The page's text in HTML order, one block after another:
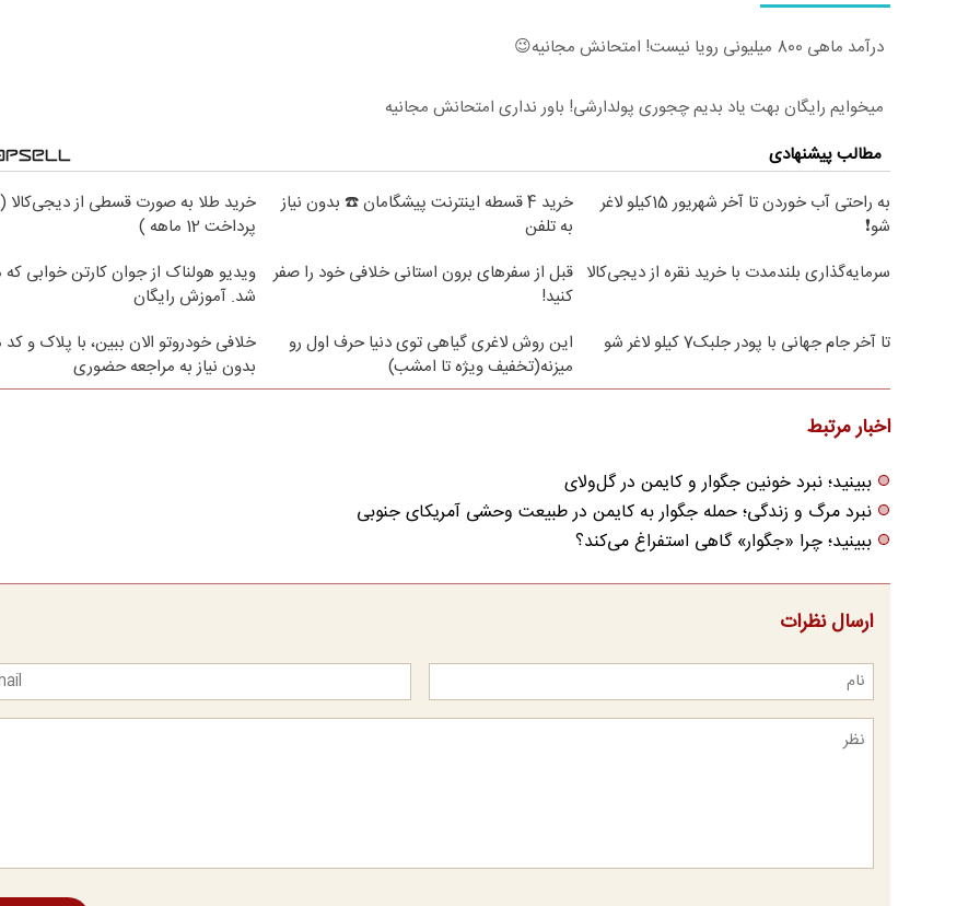
درآمد ماهی 800 میلیونی رویا نیست! امتحانش مجانیه😉
میخوایم رایگان بهت یاد بدیم چجوری پولدارشی! باور نداری امتحانش مجانیه
مطالب پیشنهادی
به راحتی آب خوردن تا آخر شهریور 15کیلو لاغر
شو❗
خرید 4 قسطه اینترنت پیشگامان ☎️ بدون نیاز
به تلفن
خرید طلا به صورت قسطی از دیجی‌کالا (
پرداخت 12 ماهه )
سرمایه‌گذاری بلندمدت با خرید نقره از دیجی‌کالا قبل از سفرهای برون استانی خلافی خود را صفر
کنید!
ویدیو هولناک از جوان کارتن خوابی که
شد. آموزش رایگان
تا آخر جام جهانی با پودر جلبک7 کیلو لاغر شو
این روش لاغری گیاهی توی دنیا حرف اول رو
میزنه(تخفیف ویژه تا امشب)
خلافی خودروتو الان ببین، با پلاک و کد
بدون نیاز به مراجعه حضوری
اخبار مرتبط
ببینید؛ نبرد خونین جگوار و کایمن در گل‌ولای
نبرد مرگ و زندگی؛ حمله جگوار به کایمن در طبیعت وحشی آمریکای جنوبی
ببینید؛ چرا «جگوار» گاهی استفراغ می‌کند؟
ارسال نظرات